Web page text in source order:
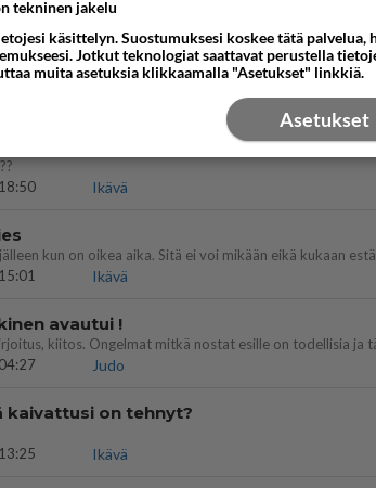
Lieksa
Aitolehden isäpuoli on tämä
Kotimaiset julkkisjuorut
Ikävä
kun on oikea aika. Sitä ei voi mikään eikä kukaan
Ikävä
avautui !
Judo
kaivattusi on tehnyt?
Ikävä
tekninen jakelu
käsittelyn. Suostumuksesi koskee tätä palvelua,
Jotkut teknologiat saattavat perustella
muita asetuksia klikkaamalla "Asetukset" linkkiä.
Asetukset